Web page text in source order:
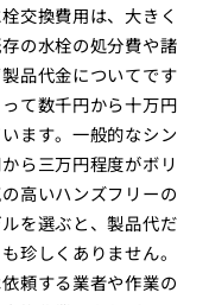
交換費用は、大きく
の水栓の処分費や諸
品代金についてです
て数千円から十万円
ます。一般的なシン
ら三万円程度がボリ
高いハンズフリーの
を選ぶと、製品代だ
珍しくありません。
頼する業者や作業の